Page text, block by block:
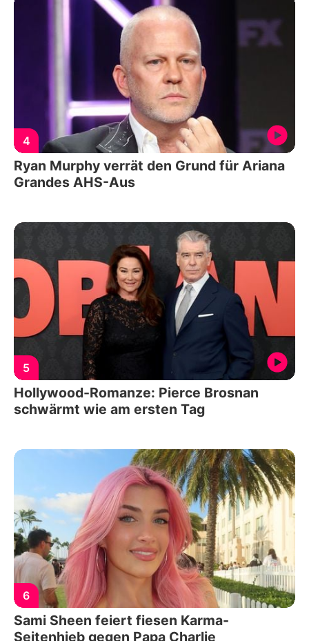
4
Ryan Murphy verrät den Grund für Ariana
Grandes AHS-Aus
5
Hollywood-Romanze: Pierce Brosnan
schwärmt wie am ersten Tag
6
Sami Sheen feiert fiesen Karma-
Seitenhieb gegen Papa Charlie